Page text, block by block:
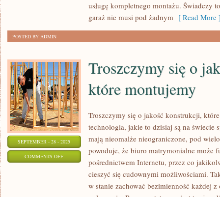
MAGAZYNOWA
usługę kompletnego montażu. Świadczy
garaż nie musi pod żadnym [ Read More
POSTED BY ADMIN
SEPTEMBER - 28 - 2025
COMMENTS OFFON
TROSZCZYMY
Troszczymy się o
które montujemy
Troszczymy się o jakość konstrukcji,
technologia, jakie to dzisiaj są na świecie
mają nieomalże nieograniczone, pod
powoduje, że biuro matrymonialne może
pośrednictwem Internetu, przez co
cieszyć się cudownymi możliwościami.
w stanie zachować bezimienność każdej